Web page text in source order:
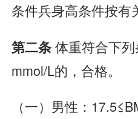
条件兵身高条件按有
第二条体重符合下
mmol/L的，合格。
（一）男性：